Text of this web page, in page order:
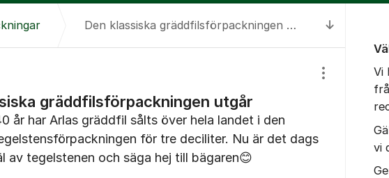
Den klassiska gräddfilsförpackningen utgår
gräddfilsförpackningen utgår
Visa/dölj
år har Arlas gräddfil sålts över hela landet i den
för tre deciliter. Nu är det dags
av tegelstenen och säga hej till bägaren😊
Vi
vi